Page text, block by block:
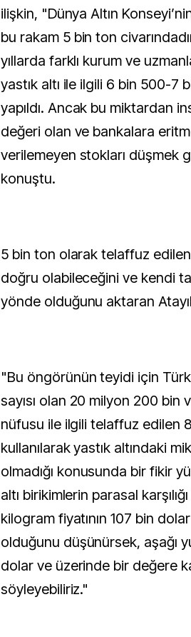
ilişkin, "Dünya Altın
bu rakam 5 bin ton
yıllarda farklı kurum ve
yastık altı ile ilgili 6 bin 500-7
yapıldı. Ancak bu miktardan
değeri olan ve bankalara
verilemeyen stokları düşmek
konuştu.
5 bin ton olarak telaffuz
doğru olabileceğini ve kendi
yönde olduğunu aktaran
"Bu öngörünün teyidi için
sayısı olan 20 milyon 200 bin
nüfusu ile ilgili telaffuz edilen
kullanılarak yastık altındaki
olmadığı konusunda bir fikir
altı birikimlerin parasal
kilogram fiyatının 107 bin
olduğunu düşünürsek, aşağı
dolar ve üzerinde bir değere
söyleyebiliriz."